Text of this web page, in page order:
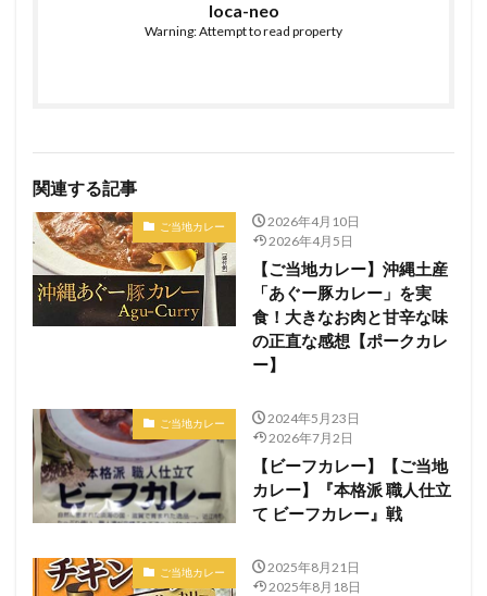
loca-neo
Warning: Attempt to read property
関連する記事
ご当地カレー
2026年4月10日
2026年4月5日
【ご当地カレー】沖縄土産
「あぐー豚カレー」を実
食！大きなお肉と甘辛な味
の正直な感想【ポークカレ
ー】
ご当地カレー
2024年5月23日
2026年7月2日
【ビーフカレー】【ご当地
カレー】『本格派 職人仕立
て ビーフカレー』戦
ご当地カレー
2025年8月21日
2025年8月18日